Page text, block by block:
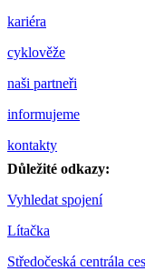
kariéra
cyklověže
naši partneři
informujeme
kontakty
Důležité odkazy:
Vyhledat spojení
Lítačka
Středočeská centrála